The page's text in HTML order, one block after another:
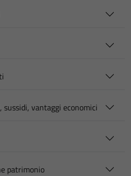
vantaggi economici
patrimonio